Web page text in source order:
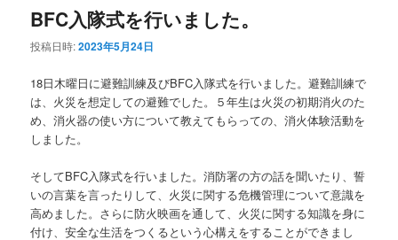
BFC入隊式を行いました。
投稿日時:2023年5月24日
18日木曜日に避難訓練及びBFC入隊式を行いました。避難訓練で
は、火災を想定しての避難でした。５年生は火災の初期消火のた
め、消火器の使い方について教えてもらっての、消火体験活動を
しました。
そしてBFC入隊式を行いました。消防署の方の話を聞いたり、誓
いの言葉を言ったりして、火災に関する危機管理について意識を
高めました。さらに防火映画を通して、火災に関する知識を身に
付け、安全な生活をつくるという心構えをすることができまし